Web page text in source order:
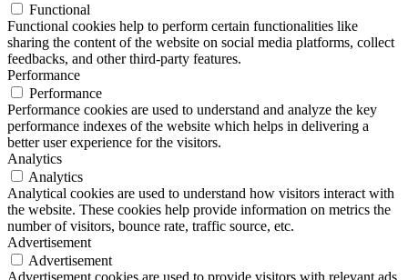
Functional
Functional cookies help to perform certain functionalities like
sharing the content of the website on social media platforms, collect
feedbacks, and other third-party features.
Performance
Performance
Performance cookies are used to understand and analyze the key
performance indexes of the website which helps in delivering a
better user experience for the visitors.
Analytics
Analytics
Analytical cookies are used to understand how visitors interact with
the website. These cookies help provide information on metrics the
number of visitors, bounce rate, traffic source, etc.
Advertisement
Advertisement
Advertisement cookies are used to provide visitors with relevant ads